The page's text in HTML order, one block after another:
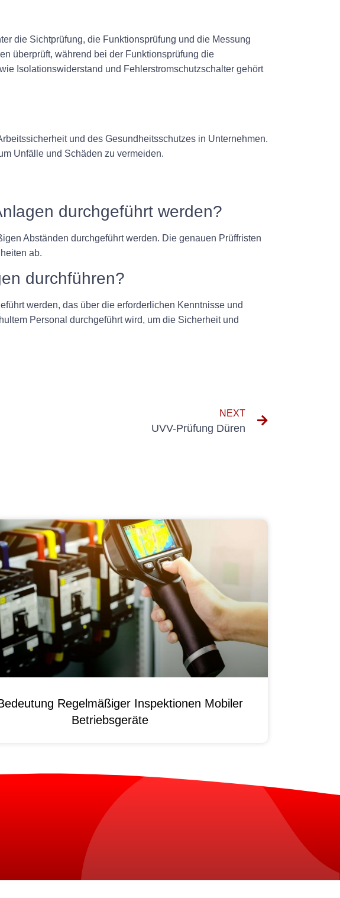
die Sichtprüfung, die Funktionsprüfung und die Messung
überprüft, während bei der Funktionsprüfung die
Isolationswiderstand und Fehlerstromschutzschalter gehört
und des Gesundheitsschutzes in Unternehmen.
Unfälle und Schäden zu vermeiden.
durchgeführt werden?
Abständen durchgeführt werden. Die genauen Prüffristen
ab.
durchführen?
werden, das über die erforderlichen Kenntnisse und
Personal durchgeführt wird, um die Sicherheit und
NEXT
UVV-Prüfung Düren
Regelmäßiger Inspektionen Mobiler
Betriebsgeräte